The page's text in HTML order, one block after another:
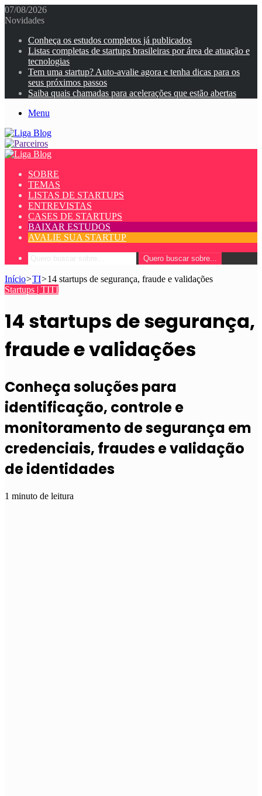
07/08/2026
Novidades
Conheça os estudos completos já publicados
Listas completas de startups brasileiras por área de atuação e
tecnologias
Tem uma startup? Auto-avalie agora e tenha dicas para os
seus próximos passos
Saiba quais chamadas para acelerações que estão abertas
Menu
SOBRE
TEMAS
LISTAS DE STARTUPS
ENTREVISTAS
CASES DE STARTUPS
BAIXAR ESTUDOS
AVALIE SUA STARTUP
Quero buscar sobre...
Início>TI>14 startups de segurança, fraude e validações
Startups | TITI
14 startups de segurança,
fraude e validações
Conheça soluções para
identificação, controle e
monitoramento de segurança em
credenciais, fraudes e validação
de identidades
1 minuto de leitura